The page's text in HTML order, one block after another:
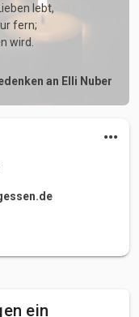
lebt,
fern;
wird.
an Elli Nuber
ein